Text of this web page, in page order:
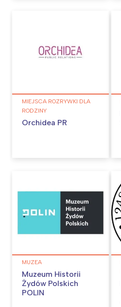
MIEJSCA ROZRYWKI DLA
RODZINY
Orchidea PR
MUZEA
Muzeum Historii
Żydów Polskich
POLIN
Wrocław